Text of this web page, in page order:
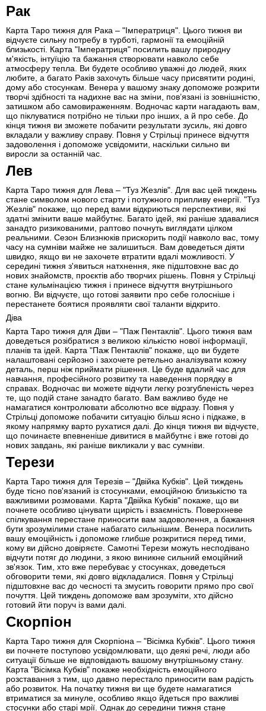
Рак
Карта Таро тижня для Рака – "Імператриця". Цього тижня ви
відчуєте сильну потребу в турботі, гармонії та емоційній
близькості. Карта "Імператриця" посилить вашу природну
м'якість, інтуїцію та бажання створювати навколо себе
атмосферу тепла. Ви будете особливо уважні до людей, яких
любите, а багато Раків захочуть більше часу присвятити родині,
дому або стосункам. Венера у вашому знаку допоможе розкрити
творчі здібності та надихне вас на зміни, пов’язані із зовнішністю,
затишком або самовираженням. Водночас карти нагадають вам,
що піклуватися потрібно не тільки про інших, а й про себе. До
кінця тижня ви зможете побачити результати зусиль, які довго
вкладали у важливу справу. Повня у Стрільці принесе відчуття
задоволення і допоможе усвідомити, наскільки сильно ви
виросли за останній час.
Лев
Карта Таро тижня для Лева – "Туз Жезлів". Для вас цей тиждень
стане символом нового старту і потужного припливу енергії. "Туз
Жезлів" покаже, що перед вами відкриються перспективи, які
здатні змінити ваше майбутнє. Багато ідей, які раніше здавалися
занадто ризикованими, раптово почнуть виглядати цілком
реальними. Сезон Близнюків прискорить події навколо вас, тому
часу на сумніви майже не залишиться. Вам доведеться діяти
швидко, якщо ви не захочете втратити вдалі можливості. У
середині тижня з'явиться натхнення, яке підштовхне вас до
нових знайомств, проєктів або творчих рішень. Повня у Стрільці
стане кульмінацією тижня і принесе відчуття внутрішнього
вогню. Ви відчуєте, що готові заявити про себе голосніше і
перестанете боятися проявляти свої таланти відкрито.
Діва
Карта Таро тижня для Діви – "Паж Пентаклів". Цього тижня вам
доведеться розібратися з великою кількістю нової інформації,
планів та ідей. Карта "Паж Пентаклів" покаже, що ви будете
налаштовані серйозно і захочете ретельно аналізувати кожну
деталь, перш ніж приймати рішення. Це буде вдалий час для
навчання, професійного розвитку та наведення порядку в
справах. Водночас ви можете відчути легку розгубленість через
те, що подій стане занадто багато. Вам важливо буде не
намагатися контролювати абсолютно все відразу. Повня у
Стрільці допоможе побачити ситуацію більш ясно і підкаже, в
якому напрямку варто рухатися далі. До кінця тижня ви відчуєте,
що починаєте впевненіше дивитися в майбутнє і вже готові до
нових завдань, які раніше викликали у вас сумніви.
Терези
Карта Таро тижня для Терезів – "Двійка Кубків". Цей тиждень
буде тісно пов'язаний із стосунками, емоційною близькістю та
важливими розмовами. Карта "Двійка Кубків" покаже, що ви
почнете особливо цінувати щирість і взаємність. Поверхневе
спілкування перестане приносити вам задоволення, а бажання
бути зрозумілими стане набагато сильнішим. Венера посилить
вашу емоційність і допоможе глибше розкритися перед тими,
кому ви дійсно довіряєте. Самотні Терези можуть несподівано
відчути потяг до людини, з якою виникне сильний емоційний
зв'язок. Тим, хто вже перебуває у стосунках, доведеться
обговорити теми, які довго відкладалися. Повня у Стрільці
підштовхне вас до чесності та змусить говорити прямо про свої
почуття. Цей тиждень допоможе вам зрозуміти, хто дійсно
готовий йти поруч із вами далі.
Скорпіон
Карта Таро тижня для Скорпіона – "Вісімка Кубків". Цього тижня
ви почнете поступово усвідомлювати, що деякі речі, люди або
ситуації більше не відповідають вашому внутрішньому стану.
Карта "Вісімка Кубків" покаже необхідність емоційного
розставання з тим, що давно перестало приносити вам радість
або розвиток. На початку тижня ви ще будете намагатися
втриматися за минуле, особливо якщо йдеться про важливі
стосунки або старі мрії. Однак до середини тижня стане